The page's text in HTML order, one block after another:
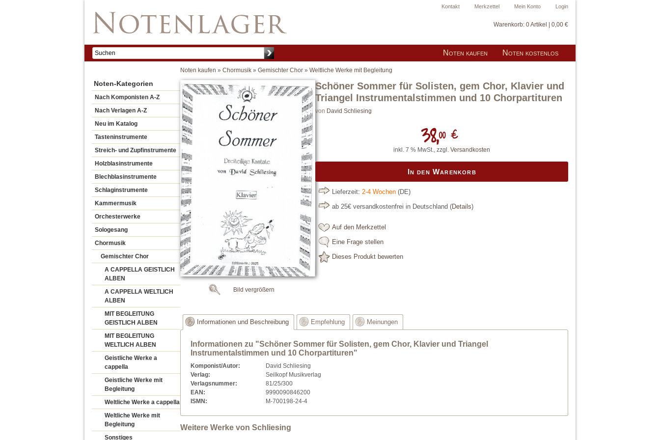
Login
Mein Konto
Merkzettel
Kontakt
Warenkorb: 0 Artikel | 0,00 €
Noten kaufen Noten kostenlos
Noten-Kategorien
Nach Komponisten A-Z
Nach Verlagen A-Z
Neu im Katalog
Tasteninstrumente
Streich- und Zupfinstrumente
Holzblasinstrumente
Blechblasinstrumente
Schlaginstrumente
Kammermusik
Orchesterwerke
Sologesang
Chormusik
Gemischter Chor
A CAPPELLA GEISTLICH
ALBEN
A CAPPELLA WELTLICH
ALBEN
MIT BEGLEITUNG
GEISTLICH ALBEN
MIT BEGLEITUNG
WELTLICH ALBEN
Geistliche Werke a
cappella
Geistliche Werke mit
Begleitung
Weltliche Werke a cappella
Weltliche Werke mit
Begleitung
Sonstiges
Noten kaufen » Chormusik » Gemischter Chor » Weltliche Werke mit Begleitung
Schöner Sommer für Solisten, gem Chor, Klavier und
Triangel Instrumentalstimmen und 10 Chorpartituren
von David Schliesing
38,00 €
inkl. 7 % MwSt., zzgl.Versandkosten
In den Warenkorb
Lieferzeit:2-4 Wochen (DE)
ab 25€ versandkostenfrei in Deutschland(Details)
Auf den Merkzettel
Eine Frage stellen
Dieses Produkt bewerten
Bild vergrößern
Informationen und Beschreibung Empfehlung Meinungen
Informationen zu "Schöner Sommer für Solisten, gem Chor, Klavier und Triangel
Instrumentalstimmen und 10 Chorpartituren"
Komponist/Autor:
David Schliesing
Verlag:
Seilkopf Musikverlag
Verlagsnummer:
81/25/300
EAN:
9990090846200
ISMN:
M-700198-24-4
Weitere Werke von Schliesing